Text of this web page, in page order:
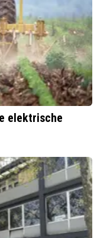
elektrische